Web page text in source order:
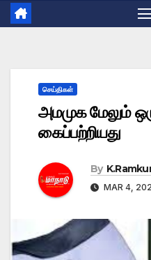
செய்திகள்
அமமுக மேலும்
கைப்பற்றியது
By
MAR 4,